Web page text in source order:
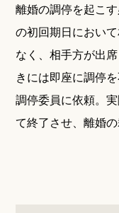
離婚の調停を起こ
の初回期日におい
なく、相手方が出
きには即座に調停
調停委員に依頼。
て終了させ、離婚